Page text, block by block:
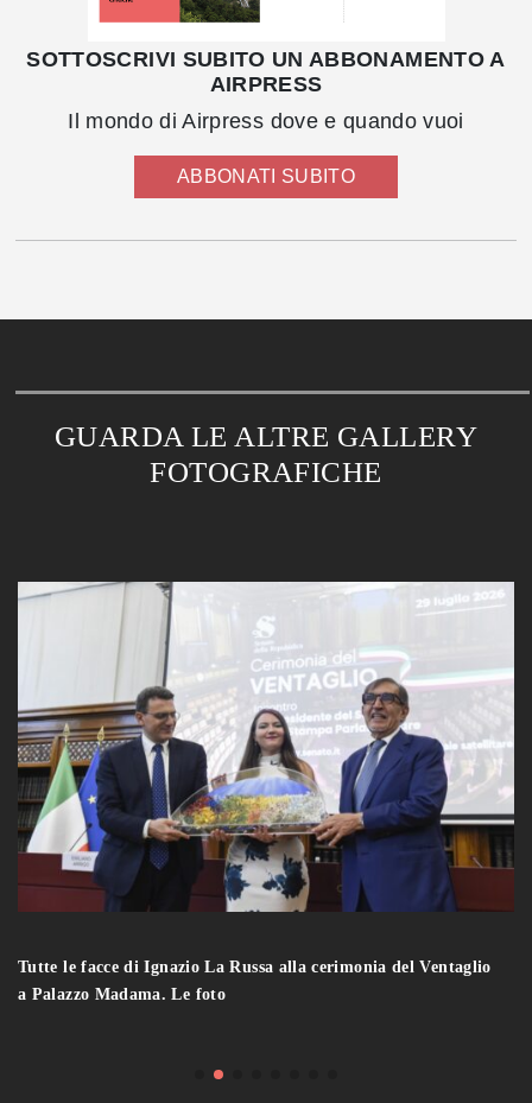
SOTTOSCRIVI SUBITO UN ABBONAMENTO A
AIRPRESS
Il mondo di Airpress dove e quando vuoi
ABBONATI SUBITO
GUARDA LE ALTRE GALLERY
FOTOGRAFICHE
Tutte le facce di Ignazio La Russa alla cerimonia del Ventaglio
a Palazzo Madama. Le foto